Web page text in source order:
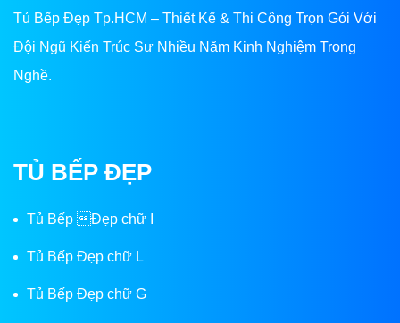
Tủ Bếp Đẹp Tp.HCM – Thiết Kế & Thi Công Trọn Gói Với
Đội Ngũ Kiến Trúc Sư Nhiều Năm Kinh Nghiệm Trong
Nghề.
TỦ BẾP ĐẸP
Tủ Bếp Đẹp chữ I
Tủ Bếp Đẹp chữ L
Tủ Bếp Đẹp chữ G